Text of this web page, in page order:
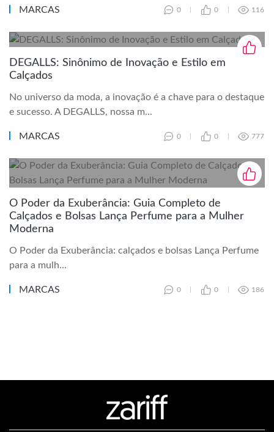
MARCAS 0 0 116
DEGALLS: Sinônimo de Inovação e Estilo em
Calçados
No universo da moda, a inovação é a chave para o destaque
e sucesso. A DEGALLS, nossa m...
MARCAS 0 0 777
O Poder da Exuberância: Guia Completo de
Calçados e Bolsas Lança Perfume para a Mulher
Moderna
O Poder da Exuberância: calçados e bolsas Lança Perfume
para a mulh...
MARCAS 0 0 186